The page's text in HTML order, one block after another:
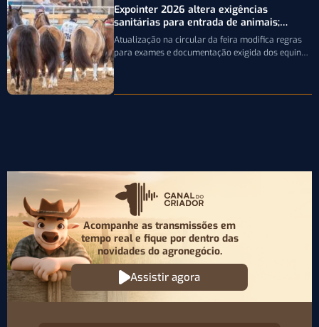
Expointer 2026 altera exigências
sanitárias para entrada de animais;
entenda
Atualização na circular da feira modifica regras
para exames e documentação exigida dos equinos
Acompanhe as transmissões em
tempo real e fique por dentro das
novidades do agronegócio.
Assistir agora